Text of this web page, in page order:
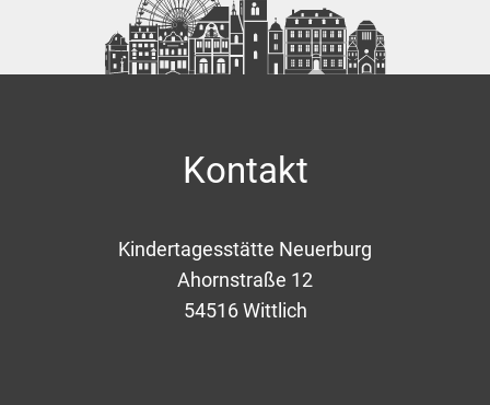
Kontakt
Kindertagesstätte Neuerburg
Ahornstraße 12
54516 Wittlich